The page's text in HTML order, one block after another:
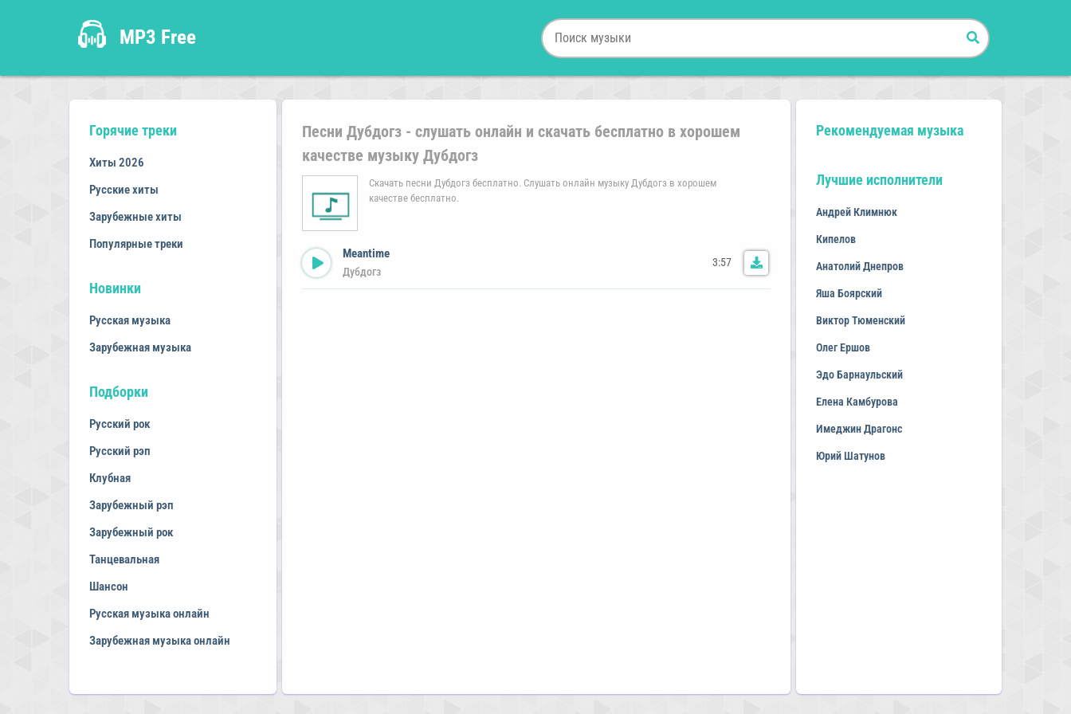
MP3 Free
Горячие треки
Хиты 2026
Русские хиты
Зарубежные хиты
Популярные треки
Новинки
Русская музыка
Зарубежная музыка
Подборки
Русский рок
Русский рэп
Клубная
Зарубежный рэп
Зарубежный рок
Танцевальная
Шансон
Русская музыка онлайн
Зарубежная музыка онлайн
Песни Дубдогз - слушать онлайн и скачать бесплатно в хорошем
качестве музыку Дубдогз
Скачать песни Дубдогз бесплатно. Слушать онлайн музыку Дубдогз в хорошем
качестве бесплатно.
Meantime
Дубдогз
3:57
Рекомендуемая музыка
Лучшие исполнители
Андрей Климнюк
Кипелов
Анатолий Днепров
Яша Боярский
Виктор Тюменский
Олег Ершов
Эдо Барнаульский
Елена Камбурова
Имеджин Драгонс
Юрий Шатунов